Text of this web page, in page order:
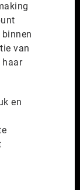
van
haar
en